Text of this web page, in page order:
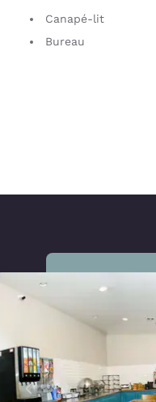
Canapé-lit
Bureau